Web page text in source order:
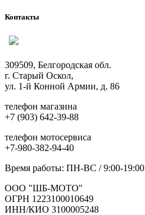
Контакты
309509, Белгородская обл.
г. Старый Оскол,
ул. 1-й Конной Армии, д. 86
телефон магазина
+7 (903) 642-39-88
телефон мотосервиса
+7-980-382-94-40
Время работы: ПН-ВС / 9:00-19:00
ООО "ШБ-МОТО"
ОГРН 1223100010649
ИНН/КИО 3100005248